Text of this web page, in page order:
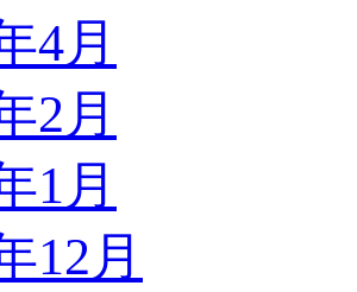
4月
2月
1月
12月